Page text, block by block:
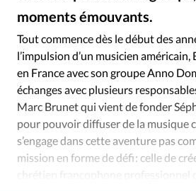
Devise:CHF
RUBRIQUES
Tous les articles
Actualité
Actualité internationale
Dossier
Eglises Foi
Opinions
Publireportage
Société
Tour du monde des Eglises
Vécu
moments émouvants.
Tout commence dès le début des
l’impulsion d’un musicien américain,
en France avec son groupe Anno
échanges avec plusieurs
Marc Brunet qui vient de fonder
pour pouvoir diffuser de la musique
s’engage dans cette aventure pas
mission en forme de défi : celle de
chrétien francophone professionnel